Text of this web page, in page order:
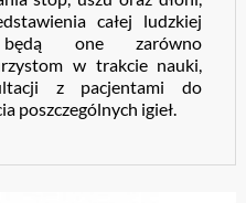
całej ludzkiej
one zarówno
w trakcie nauki,
z pacjentami do
poszczególnych igieł.